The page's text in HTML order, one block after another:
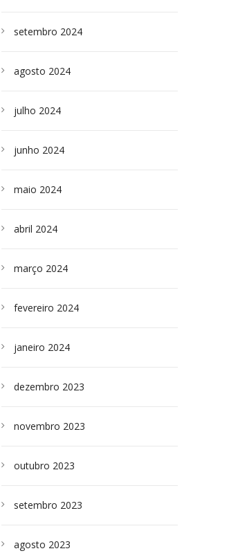
setembro 2024
agosto 2024
julho 2024
junho 2024
maio 2024
abril 2024
março 2024
fevereiro 2024
janeiro 2024
dezembro 2023
novembro 2023
outubro 2023
setembro 2023
agosto 2023